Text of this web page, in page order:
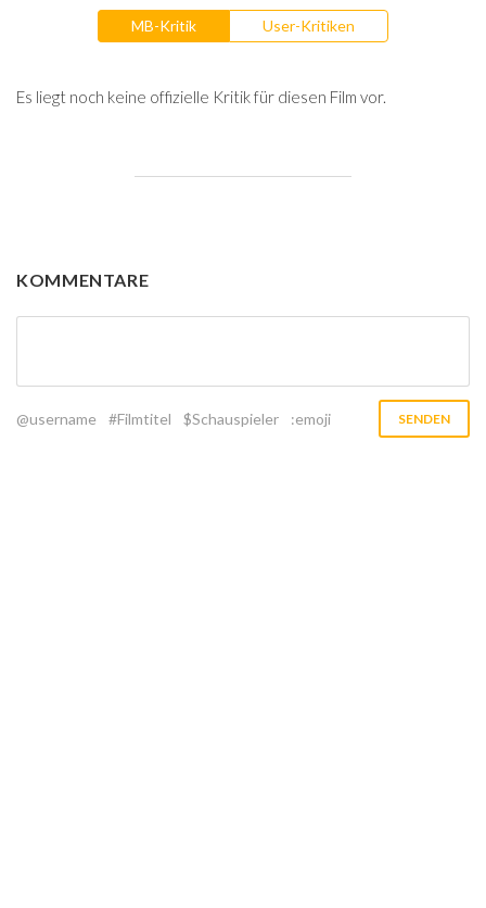
MB-Kritik User-Kritiken
Es liegt noch keine offizielle Kritik für diesen Film vor.
KOMMENTARE
@username #Filmtitel $Schauspieler :emoji